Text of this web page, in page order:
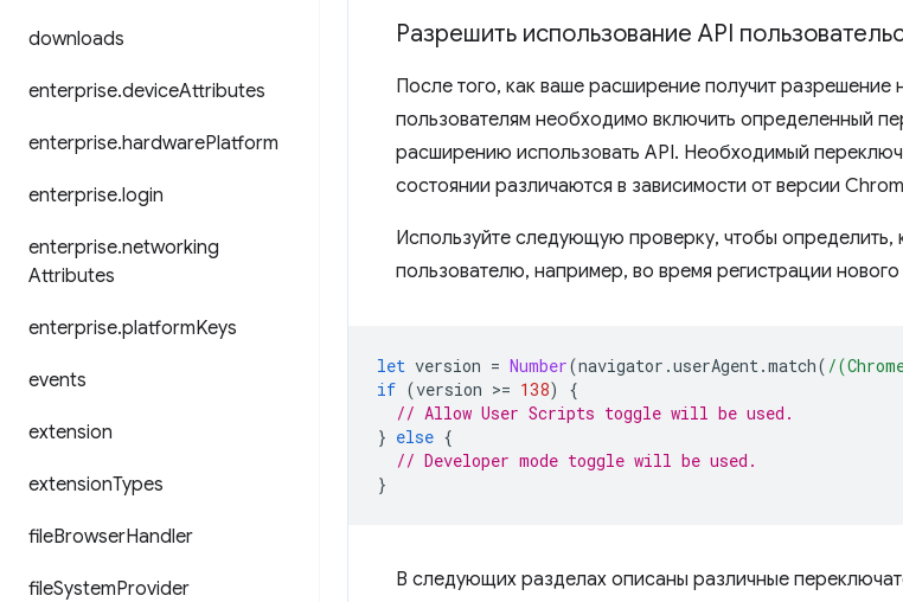
downloads
enterprise.deviceAttributes
enterprise.hardwarePlatform
enterprise.login
enterprise.networking
Attributes
enterprise.platformKeys
events
extension
extensionTypes
fileBrowserHandler
fileSystemProvider
Разрешить использование API
После того, как ваше расширение получит разрешение
пользователям необходимо включить определенный
расширению использовать API. Необходимый
состоянии различаются в зависимости от версии
Используйте следующую проверку, чтобы
пользователю, например, во время регистрации нового
let version = Number(navigator .userAgent.match( /
if (version >= 138)
{
// Allow User Scripts toggle will be used.
} else {
// Developer mode toggle will be used.
}
В следующих разделах описаны различные